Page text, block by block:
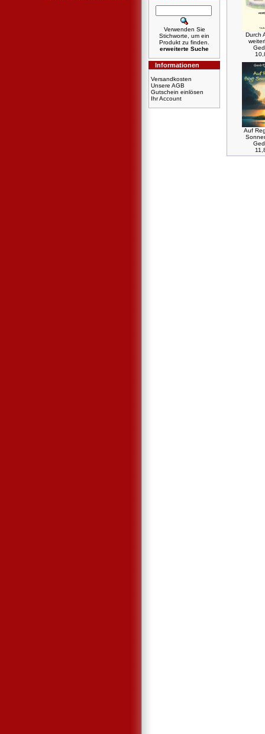
Verwenden Sie
Stichworte, um ein
Produkt zu finden.
erweiterte Suche
Informationen
Versandkosten
Unsere AGB
Gutschein einlösen
Ihr Account
Durch
Auf